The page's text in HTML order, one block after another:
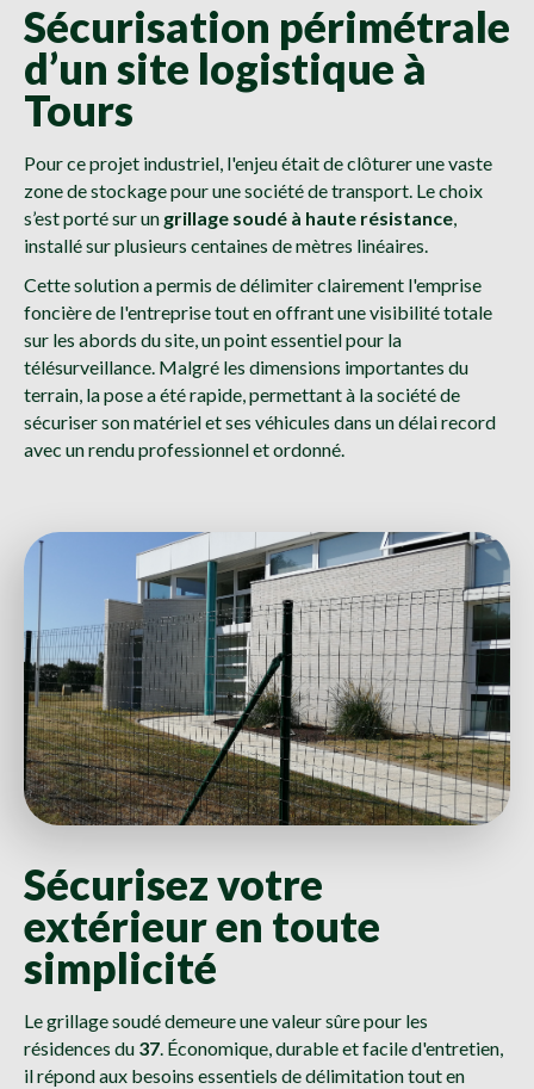
Sécurisation périmétrale
d’un site logistique à
Tours
Pour ce projet industriel, l'enjeu était de clôturer une vaste
zone de stockage pour une société de transport. Le choix
s’est porté sur un grillage soudé à haute résistance,
installé sur plusieurs centaines de mètres linéaires.
Cette solution a permis de délimiter clairement l'emprise
foncière de l'entreprise tout en offrant une visibilité totale
sur les abords du site, un point essentiel pour la
télésurveillance. Malgré les dimensions importantes du
terrain, la pose a été rapide, permettant à la société de
sécuriser son matériel et ses véhicules dans un délai record
avec un rendu professionnel et ordonné.
Sécurisez votre
extérieur en toute
simplicité
Le grillage soudé demeure une valeur sûre pour les
résidences du 37. Économique, durable et facile d'entretien,
il répond aux besoins essentiels de délimitation tout en